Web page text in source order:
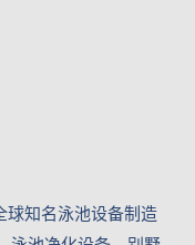
球知名泳池设备制造